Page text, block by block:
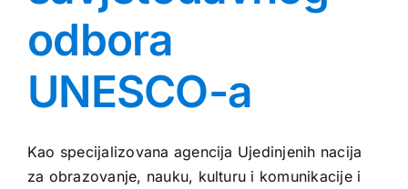
odbora
UNESCO-a
Kao specijalizovana agencija Ujedinjenih nacija
za obrazovanje, nauku, kulturu i komunikacije i